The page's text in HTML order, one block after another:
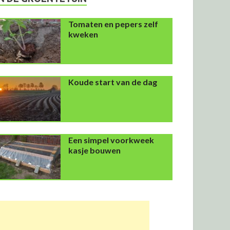
Tomaten en pepers zelf
kweken
Koude start van de dag
Een simpel voorkweek
kasje bouwen